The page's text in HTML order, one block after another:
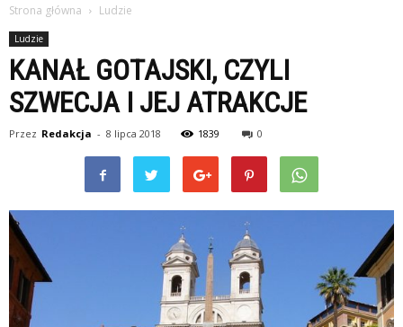
Strona główna Ludzie
Ludzie
KANAŁ GOTAJSKI, CZYLI
SZWECJA I JEJ ATRAKCJE
Przez Redakcja - 8 lipca 2018 1839 0